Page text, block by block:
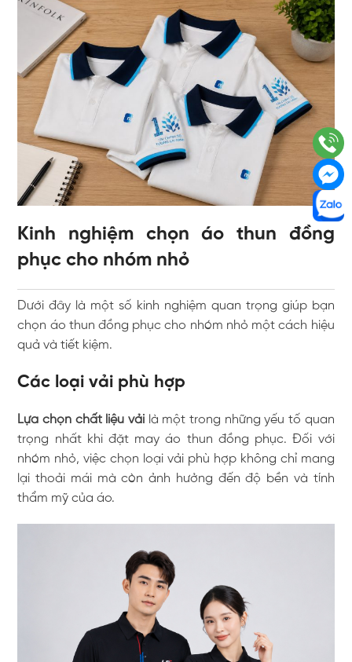
Kinh nghiệm chọn áo thun đồng
phục cho nhóm nhỏ
Dưới đây là một số kinh nghiệm quan trọng giúp bạn
chọn áo thun đồng phục cho nhóm nhỏ một cách hiệu
quả và tiết kiệm.
Các loại vải phù hợp
Lựa chọn chất liệu vải là một trong những yếu tố quan
trọng nhất khi đặt may áo thun đồng phục. Đối với
nhóm nhỏ, việc chọn loại vải phù hợp không chỉ mang
lại thoải mái mà còn ảnh hưởng đến độ bền và tính
thẩm mỹ của áo.